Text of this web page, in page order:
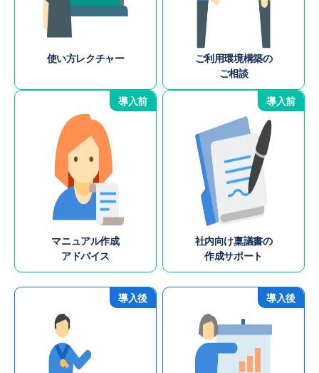
使い方レクチャー
ご利用環境構築の
ご相談
導入前
マニュアル作成
アドバイス
導入前
社内向け稟議書の
作成サポート
導入後 導入後